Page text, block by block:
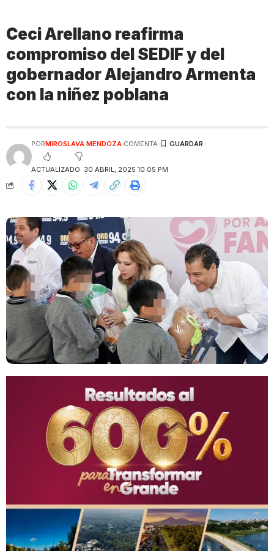
Ceci Arellano reafirma
compromiso del SEDIF y del
gobernador Alejandro Armenta
con la niñez poblana
ACTUALIZADO: 30 ABRIL, 2025 10:05 PM
PORMIROSLAVA MENDOZA COMENTA